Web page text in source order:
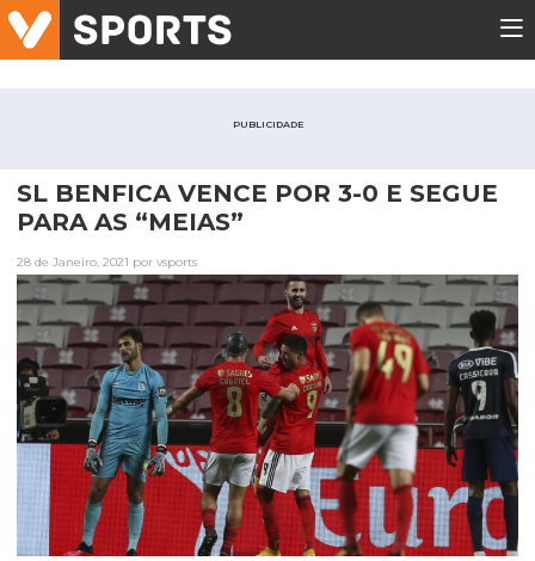
PUBLICIDADE
SL BENFICA VENCE POR 3-0 E SEGUE
PARA AS “MEIAS”
28 de Janeiro, 2021 por vsports